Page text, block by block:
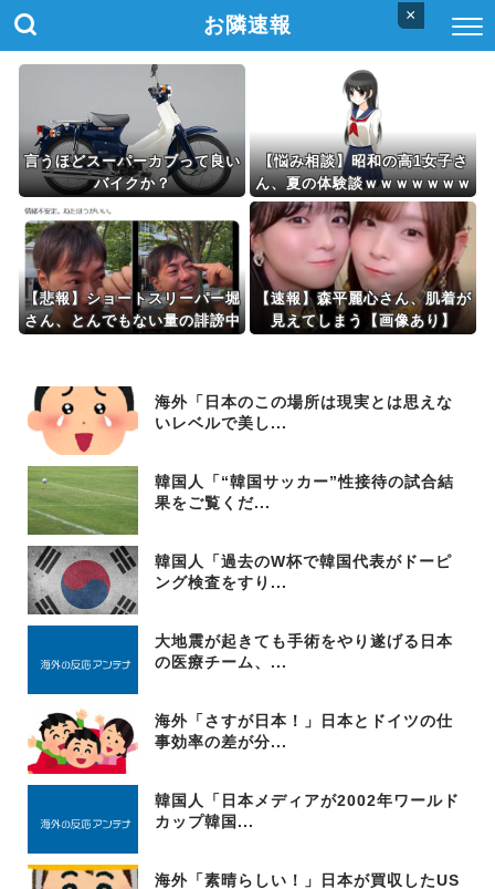
×
お隣速報
言うほどスーパーカブって良い
バイクか？
【悩み相談】昭和の高1女子さ
ん、夏の体験談ｗｗｗｗｗｗｗ
ｗ
【悲報】ショートスリーパー堀
さん、とんでもない量の誹謗中
【速報】森平麗心さん、肌着が
見えてしまう【画像あり】
海外「日本のこの場所は現実とは思えな
いレベルで美し...
韓国人「“韓国サッカー”性接待の試合結
果をご覧くだ...
韓国人「過去のW杯で韓国代表がドーピ
ング検査をすり...
大地震が起きても手術をやり遂げる日本
の医療チーム、...
海外「さすが日本！」日本とドイツの仕
事効率の差が分...
韓国人「日本メディアが2002年ワールド
カップ韓国...
海外「素晴らしい！」日本が買収したUS